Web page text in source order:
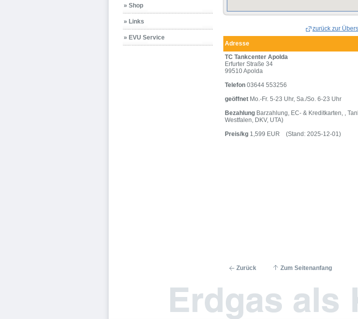
» Shop
» Links
» EVU Service
zurück zur
Adresse
TC Tankcenter Apolda
Erfurter Straße 34
99510 Apolda
Telefon03644 553256
geöffnetMo.-Fr. 5-23 Uhr, Sa./So. 6-23 Uhr
BezahlungBarzahlung, EC- & Kreditkarten, ,
Westfalen, DKV, UTA)
Preis/kg1,599 EUR (Stand: 2025-12-01)
Zurück Zum Seitenanfang